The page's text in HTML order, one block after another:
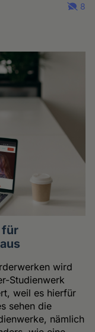
8
für
wird
Studienwerk
weil es hierfür
sehen die
nämlich